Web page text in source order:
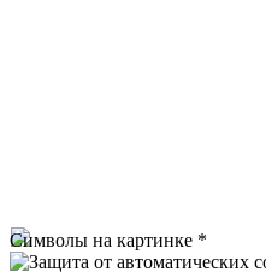
Символы на картинке *